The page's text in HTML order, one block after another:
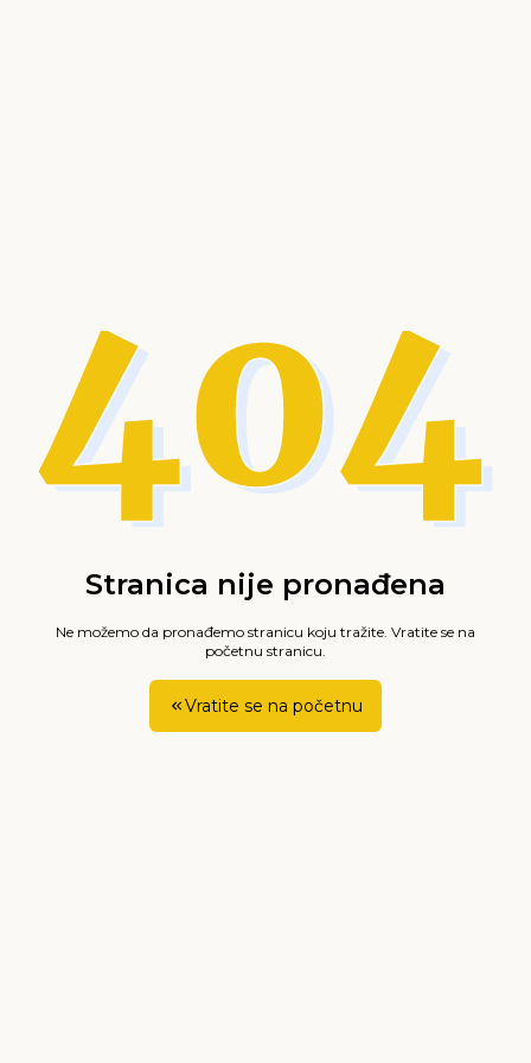
Stranica nije pronađena
Ne možemo da pronađemo stranicu koju tražite. Vratite se na
početnu stranicu.
Vratite se na početnu